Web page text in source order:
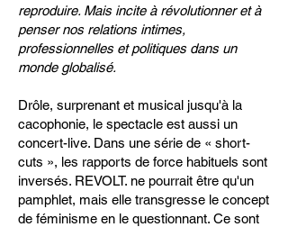
reproduire. Mais incite à révolutionner et à
penser nos relations intimes,
professionnelles et politiques dans un
monde globalisé.
Drôle, surprenant et musical jusqu'à la
cacophonie, le spectacle est aussi un
concert-live. Dans une série de « short-
cuts », les rapports de force habituels sont
inversés. REVOLT. ne pourrait être qu'un
pamphlet, mais elle transgresse le concept
de féminisme en le questionnant. Ce sont